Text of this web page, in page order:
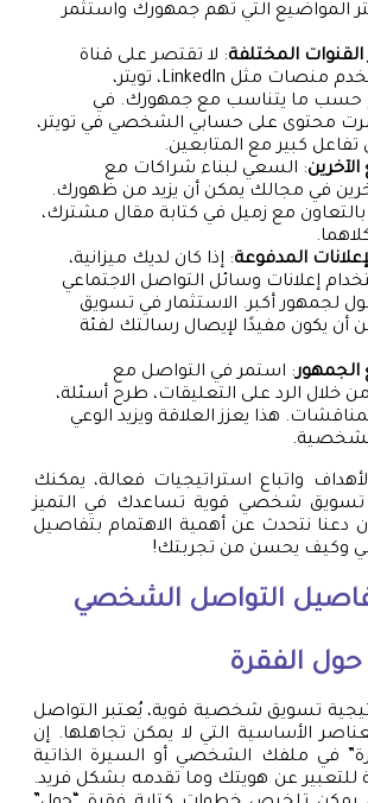
المواضيع التي تهم جمهورك واستثمر
القنوات المختلفة: لا تقتصر على قناة
واحدة. استخدم منصات مثل LinkedIn، تويتر،
حسب ما يتناسب مع جمهورك. في
محتوى على حسابي الشخصي في تويتر،
تفاعل كبير مع المتابعين.
: السعي لبناء شراكات مع
في مجالك يمكن أن يزيد من ظهورك.
مع زميل في كتابة مقال مشترك،
المدفوعة: إذا كان لديك ميزانية،
إعلانات وسائل التواصل الاجتماعي
لجمهور أكبر. الاستثمار في تسويق
أن يكون مفيدًا لإيصال رسالتك لفئة
الجمهور: استمر في التواصل مع
خلال الرد على التعليقات، طرح أسئلة،
هذا يعزز العلاقة ويزيد الوعي
واتباع استراتيجيات فعالة، يمكنك
تسويق شخصي قوية تساعدك في التميز
دعنا نتحدث عن أهمية الاهتمام بتفاصيل
وكيف يحسن من تجربتك!
التواصل الشخصي
حول الفقرة
تسويق شخصية قوية، يُعتبر التواصل
الأساسية التي لا يمكن تجاهلها. إن
في ملفك الشخصي أو السيرة الذاتية
للتعبير عن هويتك وما تقدمه بشكل فريد.